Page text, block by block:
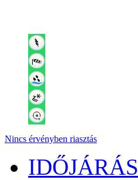
Nincs érvényben riasztás
IDŐJÁRÁS